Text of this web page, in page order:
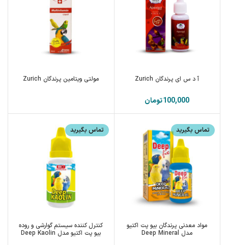
آ د س ای پرندگان Zurich
تومان
مولتی ویتامین پرندگان Zurich
تماس بگیرید
مواد معدنی پرندگان بیو پت اکتیو
مدل Deep Mineral
تماس بگیرید
کنترل کننده سیستم گوارشی و روده
بیو پت اکتیو مدل Deep Kaolin